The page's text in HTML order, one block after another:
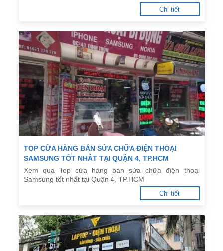
Chi tiết
TOP CỬA HÀNG BÁN SỬA CHỮA ĐIỆN THOẠI
SAMSUNG TỐT NHẤT TẠI QUẬN 4, TP.HCM
Xem qua Top cửa hàng bán sửa chữa điện thoại
Samsung tốt nhất tại Quận 4, TP.HCM
Chi tiết